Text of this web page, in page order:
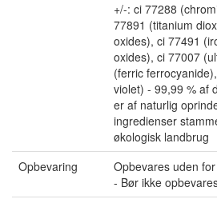
+/-: ci 77288
77891 (titanium
oxides), ci 77491
oxides), ci 77007
(ferric
violet) - 99,99 % af
er af naturlig
ingredienser
økologisk landbrug
Opbevaring
Opbevares uden
- Bør ikke